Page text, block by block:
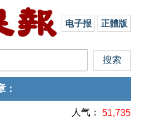
电子报 正體版
：
人气： 51,735